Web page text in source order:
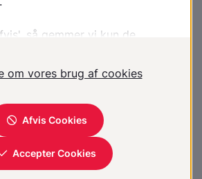
føles meget ubehageligt. Det
for trafikken
for spirituskørsel væsentligt